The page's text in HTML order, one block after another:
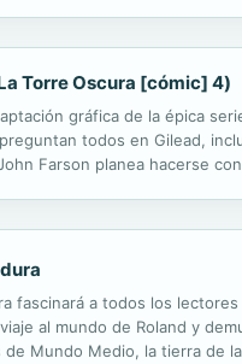
Torre Oscura [cómic] 4)
gráfica de la épica
todos en Gilead,
Farson planea hacerse
fascinará a todos los
al mundo de Roland y
Mundo Medio, la tierra de